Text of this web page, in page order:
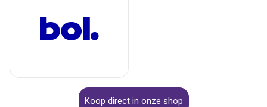
Koop direct in onze shop